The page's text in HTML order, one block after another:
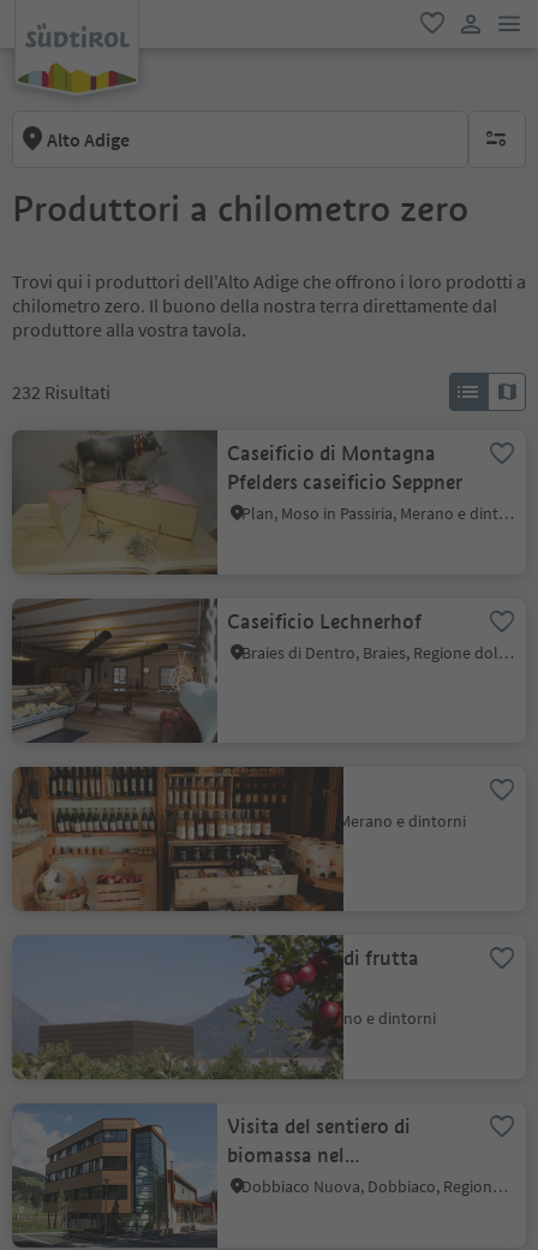
favoriti
Alto Adige
Produttori a chilometro zero
Trovi qui i produttori dell'Alto Adige che offrono i loro prodotti a
chilometro zero. Il buono della nostra terra direttamente dal
produttore alla vostra tavola.
232 Risultati
Caseificio di Montagna
Pfelders caseificio Seppner
Plan, Moso in Passiria, Merano e dintorni
Caseificio Lechnerhof
Braies di Dentro, Braies, Regione dolomitica 3 Cime
Stettnerhof
Foiana, Lana, Merano e dintorni
Cooperativa di frutta
TEXEL
Naturno, Merano e dintorni
Visita del sentiero di
biomassa nel
teleriscaldamento
Dobbiaco Nuova, Dobbiaco, Regione dolomitica 3 Cime